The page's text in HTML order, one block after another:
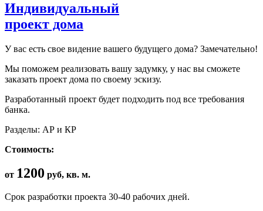
Индивидуальный
проект дома
У вас есть свое видение вашего будущего дома? Замечательно!
Мы поможем реализовать вашу задумку, у нас вы сможете
заказать проект дома по своему эскизу.
Разработанный проект будет подходить под все требования
банка.
Разделы: АР и КР
Стоимость:
от 1200 руб, кв. м.
Срок разработки проекта 30-40 рабочих дней.